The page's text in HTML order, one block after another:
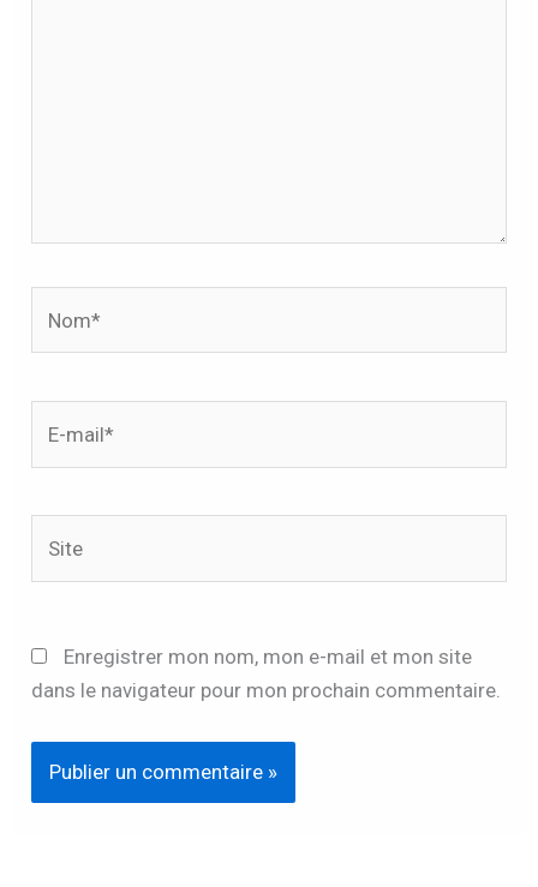
Enregistrer mon nom, mon e-mail et mon site
dans le navigateur pour mon prochain commentaire.